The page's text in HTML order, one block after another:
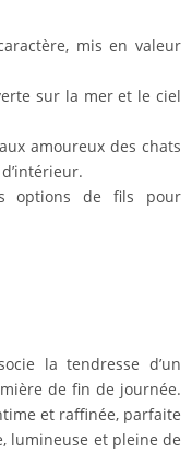
mis en valeur
sur la mer et le ciel
amoureux des chats
options de fils pour
la tendresse d’un
de fin de journée.
et raffinée, parfaite
lumineuse et pleine de